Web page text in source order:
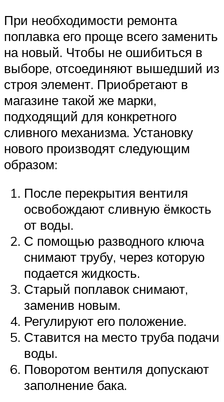
При необходимости ремонта
поплавка его проще всего заменить
на новый. Чтобы не ошибиться в
выборе, отсоединяют вышедший из
строя элемент. Приобретают в
магазине такой же марки,
подходящий для конкретного
сливного механизма. Установку
нового производят следующим
образом:
После перекрытия вентиля
освобождают сливную ёмкость
от воды.
С помощью разводного ключа
снимают трубу, через которую
подается жидкость.
Старый поплавок снимают,
заменив новым.
Регулируют его положение.
Ставится на место труба подачи
воды.
Поворотом вентиля допускают
заполнение бака.